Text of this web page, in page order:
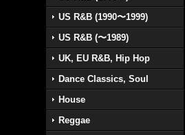
US R&B (1990〜1999)
US R&B (〜1989)
UK, EU R&B, Hip Hop
Dance Classics, Soul
House
Reggae